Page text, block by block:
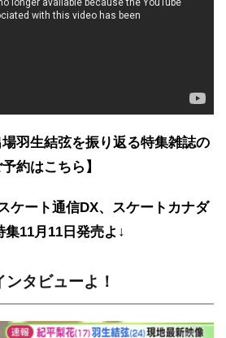
場羽生結弦を振り返る特集雑誌の
予約はこちら】
ケート通信DX、スケートカナダ
集11月11日発売よ↓
タビューよ！